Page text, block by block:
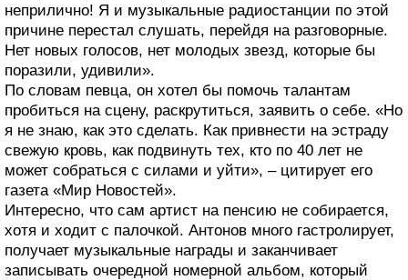
неприлично! Я и музыкальные радиостанции по этой
причине перестал слушать, перейдя на разговорные.
Нет новых голосов, нет молодых звезд, которые бы
поразили, удивили».
По словам певца, он хотел бы помочь талантам
пробиться на сцену, раскрутиться, заявить о себе. «Но
я не знаю, как это сделать. Как привнести на эстраду
свежую кровь, как подвинуть тех, кто по 40 лет не
может собраться с силами и уйти», – цитирует его
газета «Мир Новостей».
Интересно, что сам артист на пенсию не собирается,
хотя и ходит с палочкой. Антонов много гастролирует,
получает музыкальные награды и заканчивает
записывать очередной номерной альбом, который